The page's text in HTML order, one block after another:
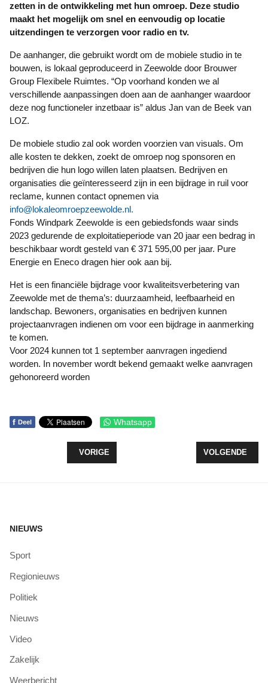
zetten in de ontwikkeling met hun omroep. Deze studio
maakt het mogelijk om snel en eenvoudig op locatie
uitzendingen te verzorgen voor radio en tv.
De aanhanger, die gebruikt wordt om de mobiele studio in te
bouwen, is lokaal geproduceerd in Zeewolde door Brouwer
Group Flexibele Ruimtes. “Op voorhand konden we al
verschillende aanpassingen doen aan de aanhanger waardoor
deze nog functioneler inzetbaar is” aldus Jan van de Beek van
LOZ.
De mobiele studio zal ook worden voorzien van visuals. Om
alle kosten te dekken, zoekt de omroep nog sponsoren en
bedrijven die hun logo willen laten plaatsen. Bedrijven en
organisaties die geïnteresseerd zijn in een bijdrage in ruil voor
reclame, kunnen contact opnemen via
info@lokaleomroepzeewolde.nl.
Fonds Windpark Zeewolde is een gebiedsfonds waar sinds
2023 gedurende de exploitatieperiode van 20 jaar een bedrag in
beschikbaar wordt gesteld van € 371 595,00 per jaar. Pure
Energie en Eneco dragen hier ook aan bij.
Het is een financiële bijdrage voor kwaliteitsverbetering van
Zeewolde met de thema’s: duurzaamheid, leefbaarheid en
landschap. Bewoners, organisaties en bedrijven kunnen
projectaanvragen indienen om voor een bijdrage in aanmerking
te komen.
Voor 2024 kunnen tot 1 september aanvragen ingediend
worden. In november wordt bekend gemaakt welke aanvragen
gehonoreerd worden
f Deel Whatsapp
VORIG ARTIKEL: NIEUWE VOORZITTER VOOR
VORIGE VOLGENDE
VOLGENDE
NIEUWS
Sport
Regionieuws
Politiek
Nieuws
Video
Zakelijk
Weerbericht